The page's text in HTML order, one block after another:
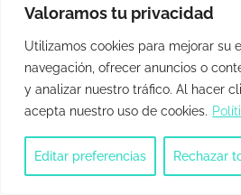
Valoramos tu privacidad
Utilizamos cookies para mejorar su
navegación, ofrecer anuncios o
y analizar nuestro tráfico. Al hacer
acepta nuestro uso de cookies.
Editar preferencias Rechazar